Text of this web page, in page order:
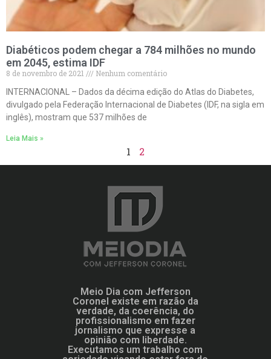
Diabéticos podem chegar a 784 milhões no mundo
em 2045, estima IDF
8 de novembro de 2021
Nenhum comentário
INTERNACIONAL – Dados da décima edição do Atlas do Diabetes,
divulgado pela Federação Internacional de Diabetes (IDF, na sigla em
inglês), mostram que 537 milhões de
Leia Mais »
1 2
Meio Dia com Jefferson
Coronel existe em razão da
verdade, da coerência, do
profissionalismo em fazer
jornalismo que expresse a
opinião com liberdade.
Executamos um trabalho com